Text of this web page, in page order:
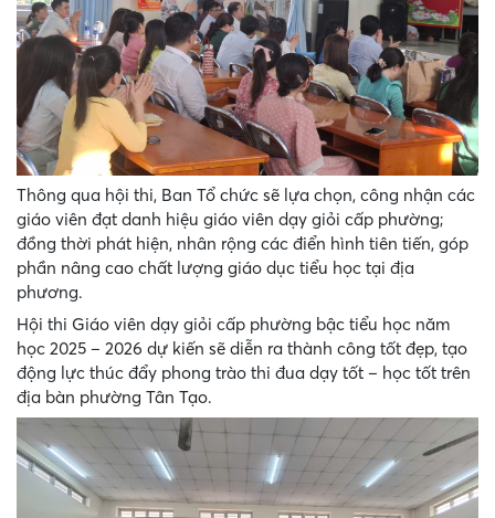
Thông qua hội thi, Ban Tổ chức sẽ lựa chọn, công nhận các
giáo viên đạt danh hiệu giáo viên dạy giỏi cấp phường;
đồng thời phát hiện, nhân rộng các điển hình tiên tiến, góp
phần nâng cao chất lượng giáo dục tiểu học tại địa
phương.
Hội thi Giáo viên dạy giỏi cấp phường bậc tiểu học năm
học 2025 – 2026 dự kiến sẽ diễn ra thành công tốt đẹp, tạo
động lực thúc đẩy phong trào thi đua dạy tốt – học tốt trên
địa bàn phường Tân Tạo.